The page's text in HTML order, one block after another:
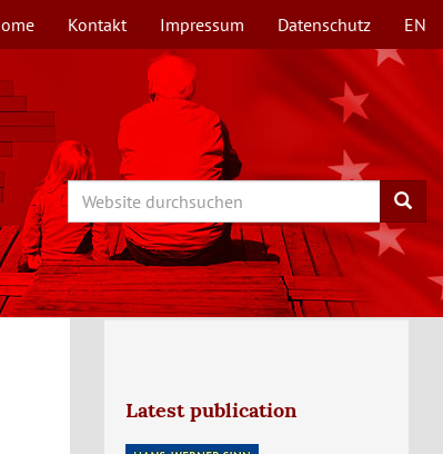
Kontakt Impressum Datenschutz EN
Search Search
Latest publication